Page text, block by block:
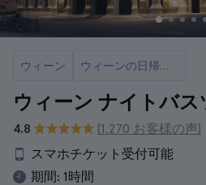
ウィーン ウィーンの日帰り観光バス
ウィーン ナイトバス
4.8
(1.270 お客様の声)
スマホチケット受付可能
期間: 1時間